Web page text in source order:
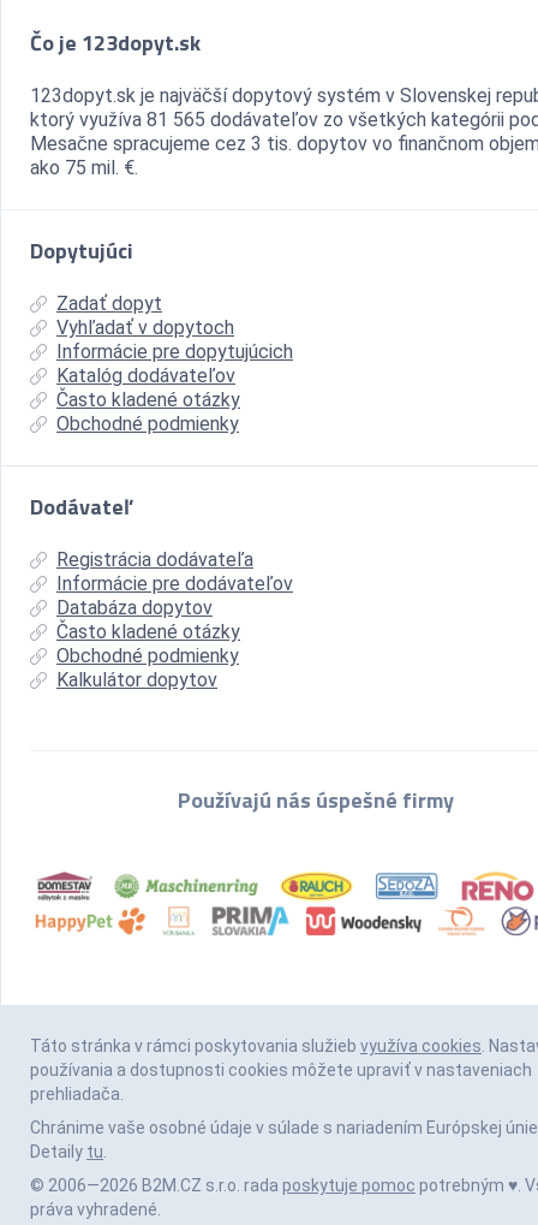
Čo je 123dopyt.sk
123dopyt.sk je najväčší dopytový systém v Slovenskej
ktorý využíva 81 565 dodávateľov zo všetkých kategórii
Mesačne spracujeme cez 3 tis. dopytov vo finančnom
ako 75 mil. €.
Dopytujúci
Zadať dopyt
Vyhľadať v dopytoch
Informácie pre dopytujúcich
Katalóg dodávateľov
Často kladené otázky
Obchodné podmienky
Dodávateľ
Registrácia dodávateľa
Informácie pre dodávateľov
Databáza dopytov
Často kladené otázky
Obchodné podmienky
Kalkulátor dopytov
Používajú nás úspešné firmy
Táto stránka v rámci poskytovania služieb využíva cookies.
používania a dostupnosti cookies môžete upraviť v nastaveniach
prehliadača.
Chránime vaše osobné údaje v súlade s nariadením Európskej únie
Detaily tu.
© 2006—2026 B2M.CZ s.r.o. rada poskytuje pomoc potrebným ♥️.
práva vyhradené.